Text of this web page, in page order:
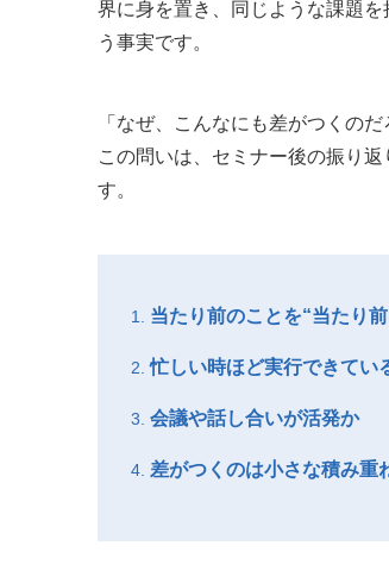
界に身を置き、同じような課題
う事実です。
「なぜ、こんなにも差がつくのだ
この問いは、セミナー後の振り
す。
当たり前のことを“当たり
忙しい時ほど実行できてい
会議や話し合いが活発か
差がつくのは小さな積み重